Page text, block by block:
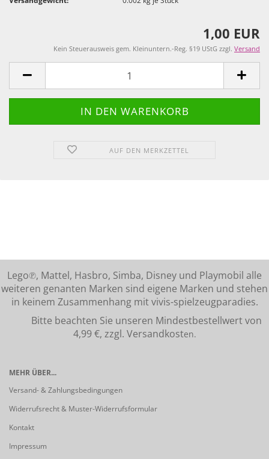
1,00 EUR
Kein Steuerausweis gem. Kleinuntern.-Reg. §19 UStG zzgl. Versand
AUF DEN MERKZETTEL
Lego℗, Mattel, Hasbro, Simba, Disney und Playmobil alle
weiteren genanten Marken sind eigene Marken und stehen
in keinem Zusammenhang mit vivis-spielzeugparadies.
Bitte beachten Sie unseren Mindestbestellwert von
4,99 €, zzgl. Versandkosten.
MEHR ÜBER...
Versand- & Zahlungsbedingungen
Widerrufsrecht & Muster-Widerrufsformular
Kontakt
Impressum